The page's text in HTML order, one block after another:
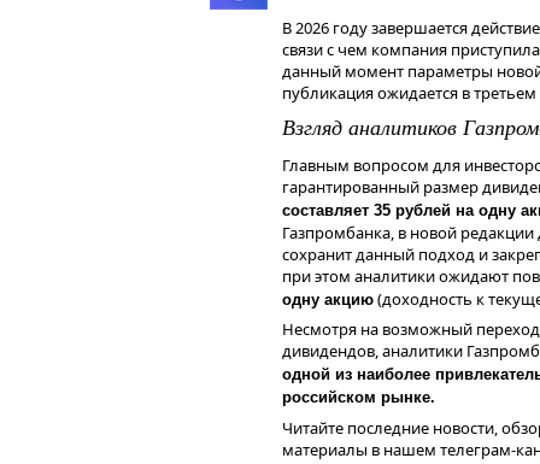
Данный справочный и
исключительно в
финансовых инструментов,
мнения, сформированного в
являются и не могут
получения дохода от
инструменты. Не является
индивидуальной
финансовых инструментов.
В 2026 году завершается
связи с чем компания
данный момент параметры
публикация ожидается в третьем
Взгляд аналитиков
Главным вопросом для
гарантированный размер
составляет 35 рублей на одну
Газпромбанка, в новой
сохранит данный подход и
при этом аналитики ожидают
одну акцию (доходность к
Несмотря на возможный
дивидендов, аналитики
одной из наиболее
российском рынке.
Читайте последние новости,
материалы в нашем телеграм-